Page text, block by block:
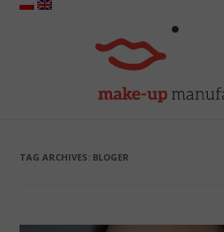
TAG ARCHIVES: BLOGER